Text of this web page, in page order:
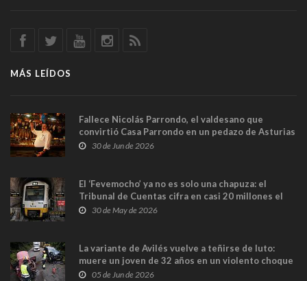
MÁS LEÍDOS
Fallece Nicolás Parrondo, el valdesano que
convirtió Casa Parrondo en un pedazo de Asturias
en Madrid
30 de Jun de 2026
El ‘Fevemocho’ ya no es solo una chapuza: el
Tribunal de Cuentas cifra en casi 20 millones el
sobrecoste de los trenes que no cabían por los
30 de May de 2026
La variante de Avilés vuelve a teñirse de luto:
muere un joven de 32 años en un violento choque
frontal
05 de Jun de 2026